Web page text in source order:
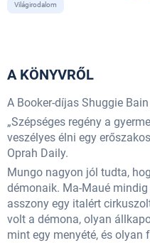
Világirodalom
A KÖNYVRŐL
A Booker-díjas Shuggie
„Szépséges regény a
veszélyes élni egy
Oprah Daily.
Mungo nagyon jól tudta,
démonaik. Ma-Maué
asszony egy italért
volt a démona, olyan
mint egy menyété, és olyan